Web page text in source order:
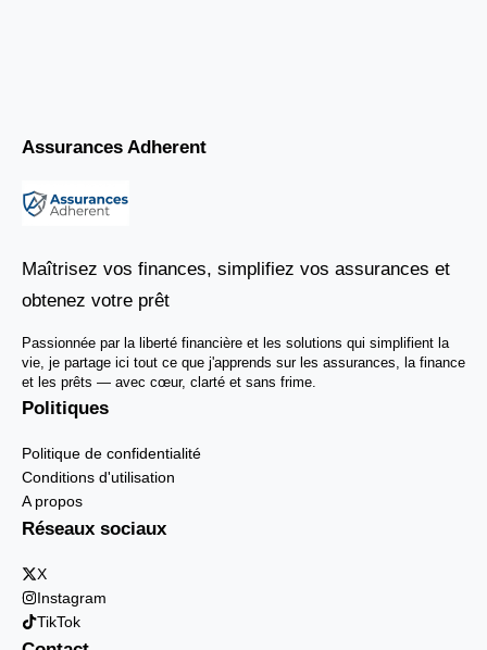
Assurances Adherent
Maîtrisez vos finances, simplifiez vos assurances et
obtenez votre prêt
Passionnée par la liberté financière et les solutions qui simplifient la
vie, je partage ici tout ce que j'apprends sur les assurances, la finance
et les prêts — avec cœur, clarté et sans frime.
Politiques
Politique de confidentialité
Conditions d'utilisation
A propos
Réseaux sociaux
X
Instagram
TikTok